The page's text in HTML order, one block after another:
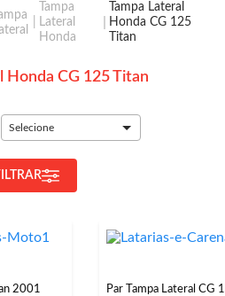
Tampa
Lateral
Honda
Tampa Lateral
Honda CG 125
Titan
Honda CG 125 Titan
Selecione
2001
Par Tampa Lateral CG